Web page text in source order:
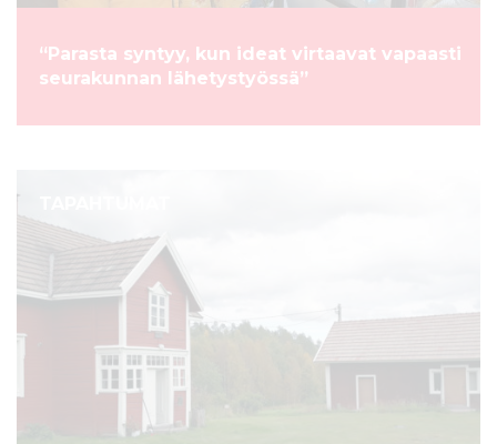
“Parasta syntyy, kun ideat virtaavat vapaasti
seurakunnan lähetystyössä”